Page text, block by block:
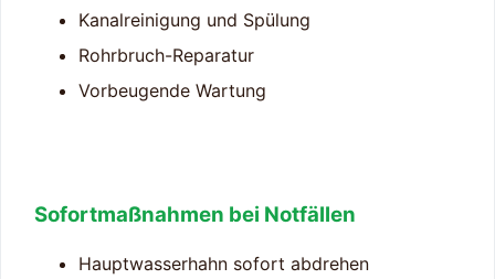
Kanalreinigung und Spülung
Rohrbruch-Reparatur
Vorbeugende Wartung
Sofortmaßnahmen bei Notfällen
Hauptwasserhahn sofort abdrehen